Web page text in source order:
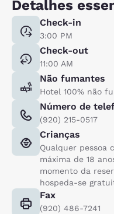
Detalhes
Check-in
3:00 PM
Check-out
11:00 AM
Não fumantes
Hotel 100% não
Número de
(920) 215-0517
Crianças
Qualquer pessoa
máxima de 18
momento da
hospeda-se
Fax
(920) 486-7241